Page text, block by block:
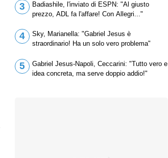
3
Badiashile, l'inviato di ESPN: "Al giusto
prezzo, ADL fa l'affare! Con Allegri..."
4
Sky, Marianella: "Gabriel Jesus è
straordinario! Ha un solo vero problema"
5
Gabriel Jesus-Napoli, Ceccarini: "Tutto vero e
idea concreta, ma serve doppio addio!"